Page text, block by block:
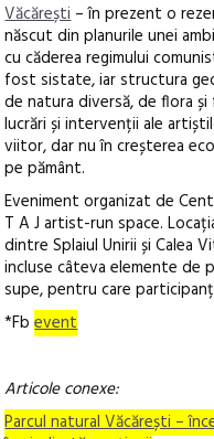
Văcărești– în prezent o
născut din planurile unei
cu căderea regimului
fost sistate, iar structura
de natura diversă, de flora și
lucrări și intervenții ale
viitor, dar nu în creșterea
pe pământ.
Eveniment organizat de
T A J artist-run space.
dintre Splaiul Unirii și Calea
incluse câteva elemente de
supe, pentru care
*Fbevent
Articole conexe:
Parcul natural Văcărești –